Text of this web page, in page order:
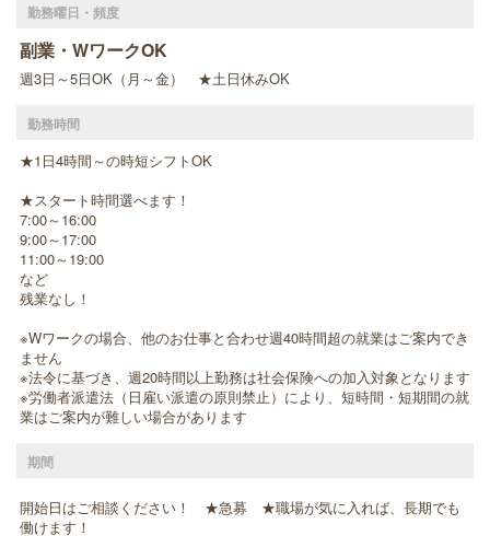
勤務曜日・頻度
副業・WワークOK
週3日～5日OK（月～金） ★土日休みOK
勤務時間
★1日4時間～の時短シフトOK
★スタート時間選べます！
7:00～16:00
9:00～17:00
11:00～19:00
など
残業なし！
※Wワークの場合、他のお仕事と合わせ週40時間超の就業はご案内でき
ません
※法令に基づき、週20時間以上勤務は社会保険への加入対象となります
※労働者派遣法（日雇い派遣の原則禁止）により、短時間・短期間の就
業はご案内が難しい場合があります
期間
開始日はご相談ください！ ★急募 ★職場が気に入れば、長期でも
働けます！